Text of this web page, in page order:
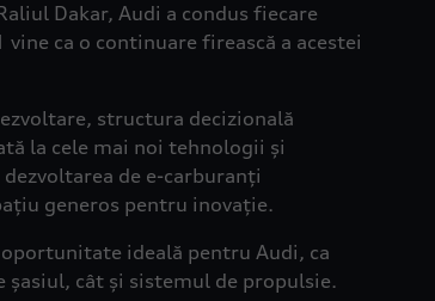
Dakar, Audi a condus fiecare
ca o continuare firească a acestei
structura decizională
la cele mai noi tehnologii și
de e-carburanți
generos pentru inovație.
ideală pentru Audi, ca
cât și sistemul de propulsie.